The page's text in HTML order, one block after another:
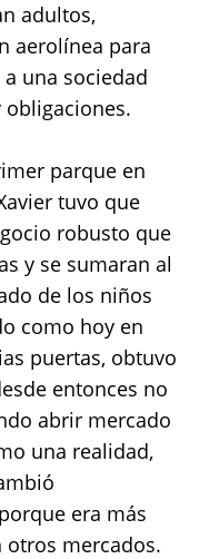
adultos,
aerolínea para
una sociedad
parque en
tuvo que
robusto que
y se sumaran al
de los niños
como hoy en
puertas, obtuvo
entonces no
abrir mercado
una realidad,
era más
mercados.